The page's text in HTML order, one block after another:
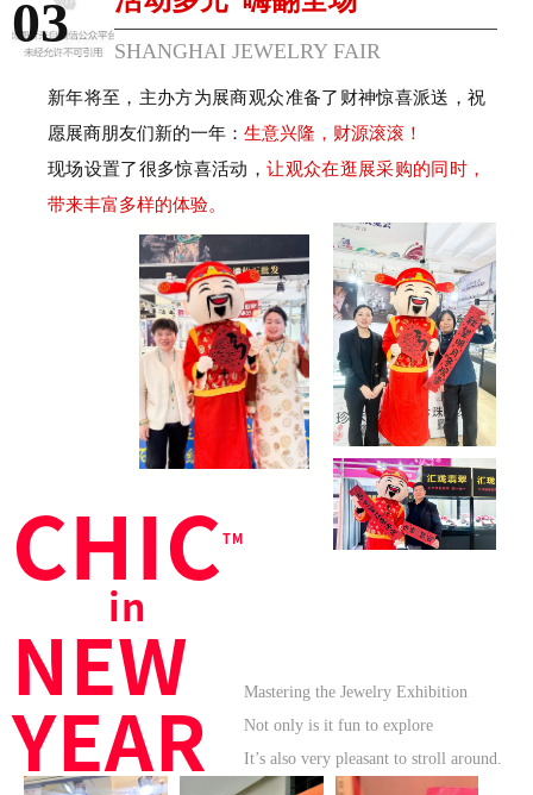
03 SHANGHAI JEWELRY FAIR
新年将至，主办方为展商观众准备了财神惊喜派送，祝
愿展商朋友们新的一年： 生意兴隆，财源滚滚！
现场设置了很多惊喜活动，让观众在逛展采购的同时，
带来丰富多样的体验。
CHICTM
in
NEW
YEAR
Mastering the Jewelry Exhibition
Not only is it fun to explore
It’s also very pleasant to stroll around.